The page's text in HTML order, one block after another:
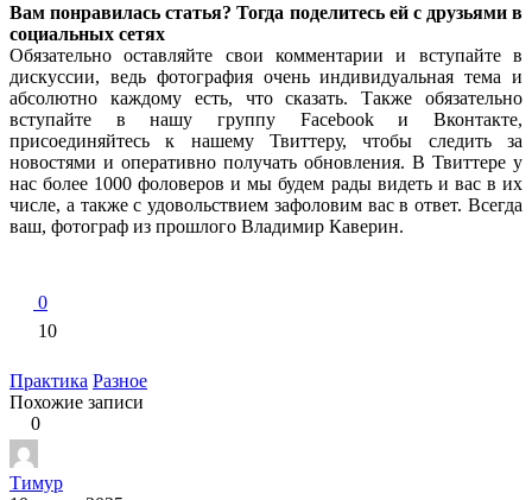
Вам понравилась статья? Тогда поделитесь ей с друзьями в
социальных сетях
Обязательно оставляйте свои комментарии и вступайте в
дискуссии, ведь фотография очень индивидуальная тема и
абсолютно каждому есть, что сказать. Также обязательно
вступайте в нашу группу Facebook и Вконтакте,
присоединяйтесь к нашему Твиттеру, чтобы следить за
новостями и оперативно получать обновления. В Твиттере у
нас более 1000 фоловеров и мы будем рады видеть и вас в их
числе, а также с удовольствием зафоловим вас в ответ. Всегда
ваш, фотограф из прошлого Владимир Каверин.
0
10
Практика Разное
Похожие записи
0
Тимур